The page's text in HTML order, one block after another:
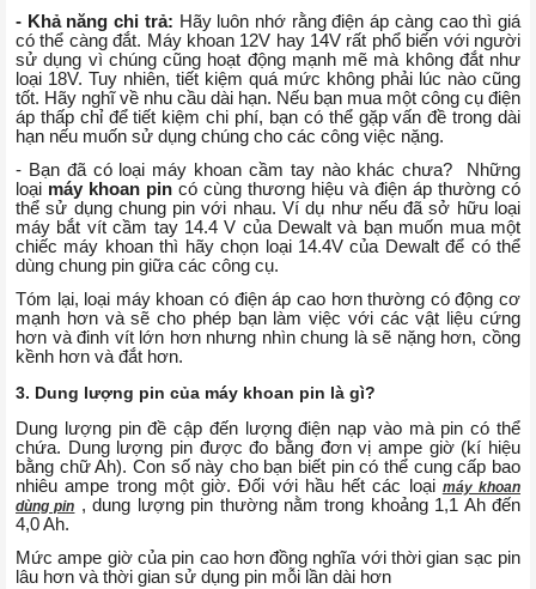
- Khả năng chi trả: Hãy luôn nhớ rằng điện áp càng cao thì giá
có thể càng đắt. Máy khoan 12V hay 14V rất phổ biến với người
sử dụng vì chúng cũng hoạt động mạnh mẽ mà không đắt như
loại 18V. Tuy nhiên, tiết kiệm quá mức không phải lúc nào cũng
tốt. Hãy nghĩ về nhu cầu dài hạn. Nếu bạn mua một công cụ điện
áp thấp chỉ để tiết kiệm chi phí, bạn có thể gặp vấn đề trong dài
hạn nếu muốn sử dụng chúng cho các công việc nặng.
- Bạn đã có loại máy khoan cầm tay nào khác chưa? Những
loại máy khoan pin có cùng thương hiệu và điện áp thường có
thể sử dụng chung pin với nhau. Ví dụ như nếu đã sở hữu loại
máy bắt vít cầm tay 14.4 V của Dewalt và bạn muốn mua một
chiếc máy khoan thì hãy chọn loại 14.4V của Dewalt để có thể
dùng chung pin giữa các công cụ.
Tóm lại, loại máy khoan có điện áp cao hơn thường có động cơ
mạnh hơn và sẽ cho phép bạn làm việc với các vật liệu cứng
hơn và đinh vít lớn hơn nhưng nhìn chung là sẽ nặng hơn, cồng
kềnh hơn và đắt hơn.
3. Dung lượng pin của máy khoan pin là gì?
Dung lượng pin đề cập đến lượng điện nạp vào mà pin có thể
chứa. Dung lượng pin được đo bằng đơn vị ampe giờ (kí hiệu
bằng chữ Ah). Con số này cho bạn biết pin có thể cung cấp bao
nhiêu ampe trong một giờ. Đối với hầu hết các loại máy khoan
dùng pin , dung lượng pin thường nằm trong khoảng 1,1 Ah đến
4,0 Ah.
Mức ampe giờ của pin cao hơn đồng nghĩa với thời gian sạc pin
lâu hơn và thời gian sử dụng pin mỗi lần dài hơn